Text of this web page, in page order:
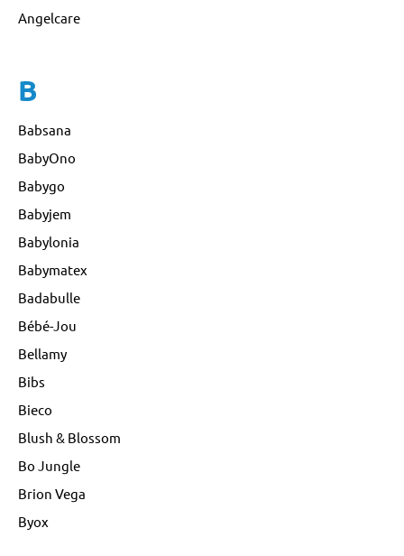
Angelcare
B
Babsana
BabyOno
Babygo
Babyjem
Babylonia
Babymatex
Badabulle
Bébé-Jou
Bellamy
Bibs
Bieco
Blush & Blossom
Bo Jungle
Brion Vega
Byox